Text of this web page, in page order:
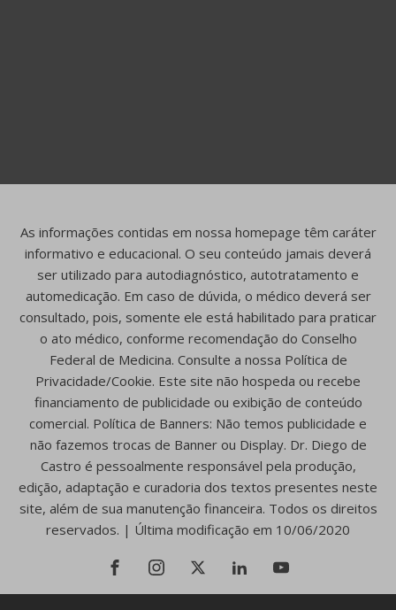
As informações contidas em nossa homepage têm caráter
informativo e educacional. O seu conteúdo jamais deverá
ser utilizado para autodiagnóstico, autotratamento e
automedicação. Em caso de dúvida, o médico deverá ser
consultado, pois, somente ele está habilitado para praticar
o ato médico, conforme recomendação do Conselho
Federal de Medicina. Consulte a nossa Política de
Privacidade/Cookie. Este site não hospeda ou recebe
financiamento de publicidade ou exibição de conteúdo
comercial. Política de Banners: Não temos publicidade e
não fazemos trocas de Banner ou Display. Dr. Diego de
Castro é pessoalmente responsável pela produção,
edição, adaptação e curadoria dos textos presentes neste
site, além de sua manutenção financeira. Todos os direitos
reservados. | Última modificação em 10/06/2020